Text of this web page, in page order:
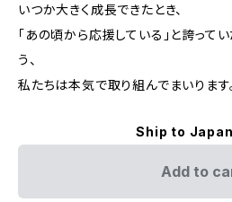
いつか大きく成長できたとき、
「あの頃から応援している」と誇って
う、
私たちは本気で取り組んでまいります
Ship to
Add to